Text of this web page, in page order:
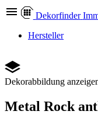
Dekorfinder
Hersteller
Dekorabbildung
Metal Rock